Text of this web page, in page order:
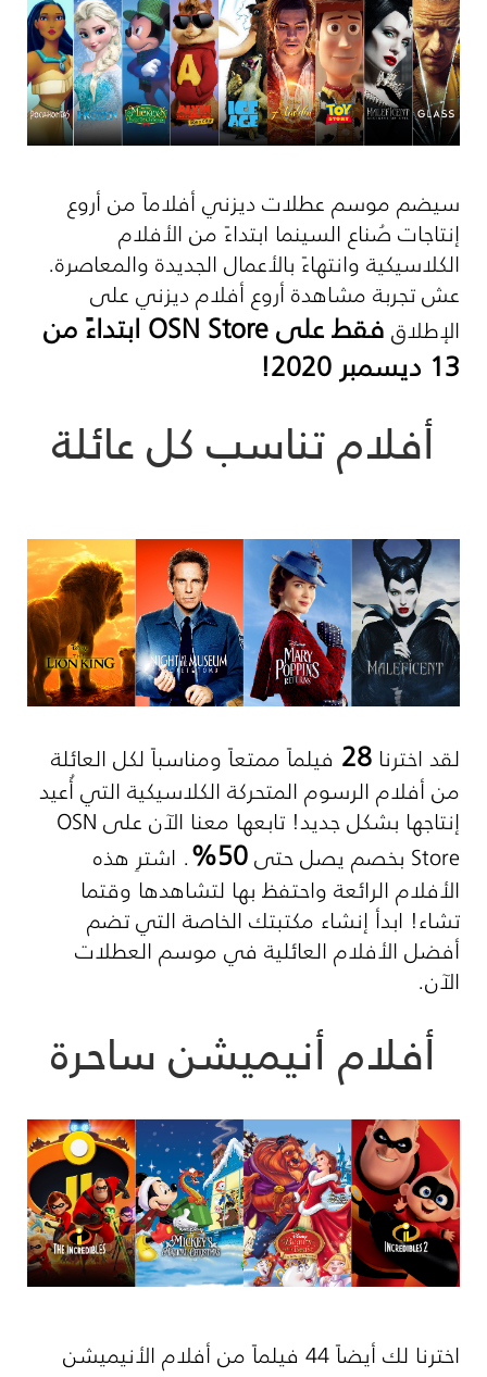
سيضم موسم عطلات ديزني أفلاماً من أروع
إنتاجات صُناع السينما ابتداءً من الأفلام
الكلاسيكية وانتهاءً بالأعمال الجديدة والمعاصرة.
عش تجربة مشاهدة أروع أفلام ديزني على
الإطلاقفقط علىOSN Storeابتداءً من
13 ديسمبر 2020!
أفلام تناسب كل عائلة
لقد اخترنا 28 فيلماً ممتعاً ومناسباً لكل العائلة
من أفلام الرسوم المتحركة الكلاسيكية التي أُعيد
إنتاجها بشكل جديد! تابعها معنا الآن علىOSN
Store بخصم يصل حتى50% . اشترِ هذه
الأفلام الرائعة واحتفظ بها لتشاهدها وقتما
تشاء! ابدأ إنشاء مكتبتك الخاصة التي تضم
أفضل الأفلام العائلية في موسم العطلات
الآن.
أفلام أنيميشن ساحرة
اخترنا لك أيضاً 44 فيلماً من أفلام الأنيميشن